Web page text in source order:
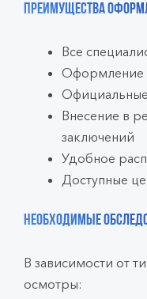
Преимущества
Все
Оформление
Официальные
Внесение в
заключений
Удобное
Доступные
Необходимые
В зависимости от
осмотры: